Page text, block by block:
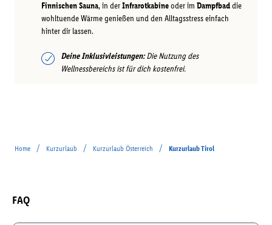
Finnischen Sauna, in derInfrarotkabineoder im Dampfbaddie
wohltuende Wärme genießen und den Alltagsstress einfach
hinter dir lassen.
Deine Inklusivleistungen:Die Nutzung des
Wellnessbereichs ist für dich kostenfrei.
Home / Kurzurlaub / Kurzurlaub Österreich / Kurzurlaub Tirol
FAQ